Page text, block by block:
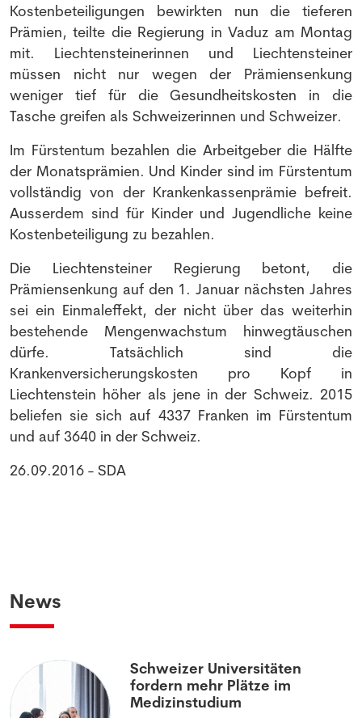
Kostenbeteiligungen bewirkten nun die tieferen
Prämien, teilte die Regierung in Vaduz am Montag
mit. Liechtensteinerinnen und Liechtensteiner
müssen nicht nur wegen der Prämiensenkung
weniger tief für die Gesundheitskosten in die
Tasche greifen als Schweizerinnen und Schweizer.
Im Fürstentum bezahlen die Arbeitgeber die Hälfte
der Monatsprämien. Und Kinder sind im Fürstentum
vollständig von der Krankenkassenprämie befreit.
Ausserdem sind für Kinder und Jugendliche keine
Kostenbeteiligung zu bezahlen.
Die Liechtensteiner Regierung betont, die
Prämiensenkung auf den 1. Januar nächsten Jahres
sei ein Einmaleffekt, der nicht über das weiterhin
bestehende Mengenwachstum hinwegtäuschen
dürfe. Tatsächlich sind die
Krankenversicherungskosten pro Kopf in
Liechtenstein höher als jene in der Schweiz. 2015
beliefen sie sich auf 4337 Franken im Fürstentum
und auf 3640 in der Schweiz.
26.09.2016 - SDA
News
Schweizer Universitäten
fordern mehr Plätze im
Medizinstudium